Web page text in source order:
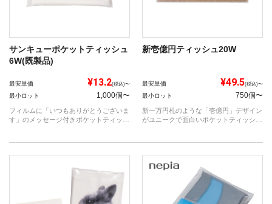
サンキューポケットティッシュ
6W(既製品)
最安単価 ¥13.2(税込)〜
最小ロット 1,000個〜
フィルムに「いつもありがとうございま
す」のメッセージ付きポケットティッシ
新壱億円ティッシュ20W
最安単価 ¥49.5(税込)〜
最小ロット 750個〜
新一万円札のような「壱億円」デザイン
がユニークで面白いポケットティッシュ